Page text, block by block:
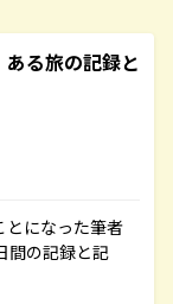
る旅の記録と
とになった筆者
間の記録と記